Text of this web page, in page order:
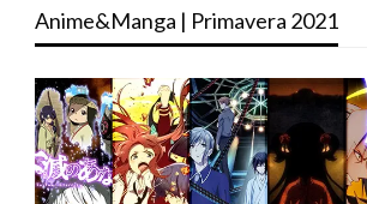
Anime&Manga | Primavera 2021